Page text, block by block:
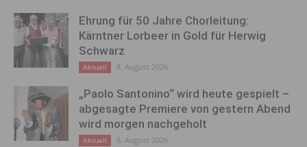
Ehrung für 50 Jahre Chorleitung:
Kärntner Lorbeer in Gold für Herwig
Schwarz
Aktuell 8. August 2026
„Paolo Santonino“ wird heute gespielt –
abgesagte Premiere von gestern Abend
wird morgen nachgeholt
Aktuell 8. August 2026